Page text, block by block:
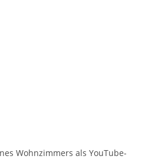
Wohnzimmers als YouTube-